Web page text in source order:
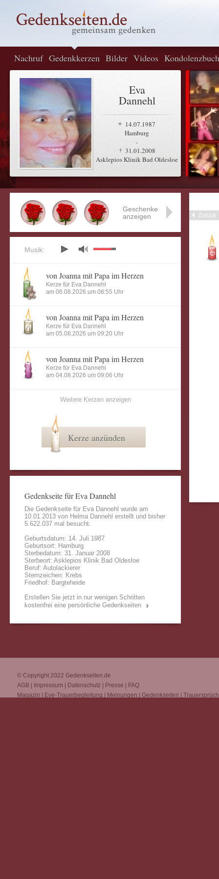
Nachruf Gedenkkerzen Bilder Videos Kondolenzbuch
Eva
Dannehl
14.07.1987
Hamburg
-
31.01.2008
Asklepios Klinik Bad Oldesloe
Zurück
Geschenke
anzeigen
Musik:
von Joanna mit Papa im Herzen
Kerze für Eva Dannehl
am 06.08.2026 um 08:55 Uhr
von Joanna mit Papa im Herzen
Kerze für Eva Dannehl
am 05.08.2026 um 09:20 Uhr
von Joanna mit Papa im Herzen
Kerze für Eva Dannehl
am 04.08.2026 um 09:06 Uhr
Weitere Kerzen anzeigen
Kerze anzünden
Gedenkseite für Eva Dannehl
Die Gedenkseite für Eva Dannehl wurde am
10.01.2013 von Helma Dannehl erstellt und bisher
5.622.037 mal besucht.
Geburtsdatum: 14. Juli 1987
Geburtsort: Hamburg
Sterbedatum: 31. Januar 2008
Sterbeort: Asklepios Klinik Bad Oldesloe
Beruf: Autolackierer
Sternzeichen: Krebs
Friedhof: Bargteheide
Erstellen Sie jetzt in nur wenigen Schritten
kostenfrei eine persönliche Gedenkseiten
© Copyright 2022 Gedenkseiten.de
AGB
Impressum Datenschutz Presse
FAQ
Magazin
Eve-Trauerbegleitung Meinungen Gedenkseiten